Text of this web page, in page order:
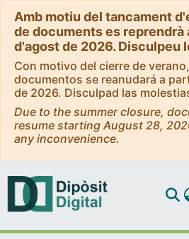
Amb motiu del tancament
de documents es reprendrà
d'agost de 2026. Disculpeu
Con motivo del cierre de
documentos se reanudará a
de 2026. Disculpad las
Due to the summer closure,
resume starting August 28,
any inconvenience.